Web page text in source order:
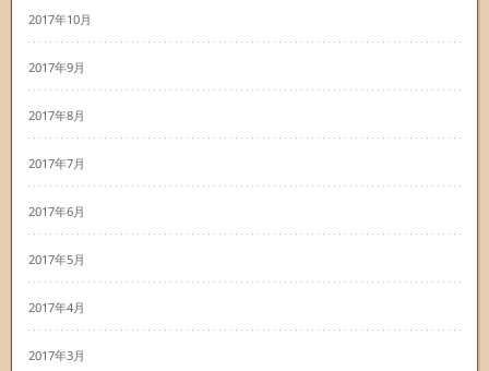
2017年10月
2017年9月
2017年8月
2017年7月
2017年6月
2017年5月
2017年4月
2017年3月